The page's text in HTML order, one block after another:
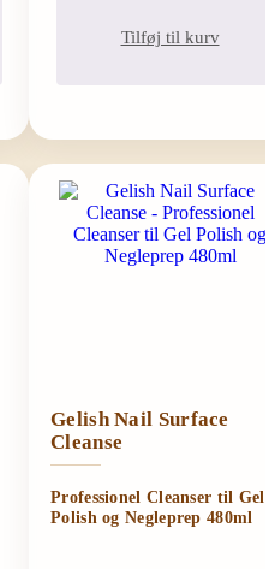
Tilføj til kurv
Gelish Nail Surface
Cleanse
Professionel Cleanser til Gel
Polish og Negleprep 480ml